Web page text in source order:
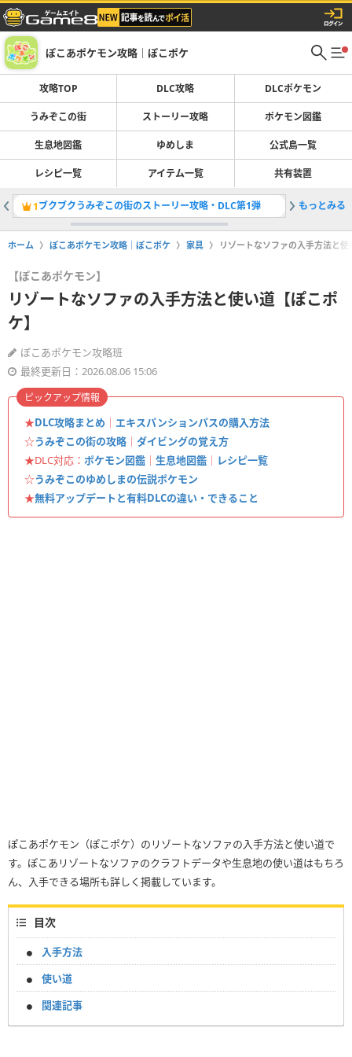
ぽこあポケモン攻略｜ぽこポケ
攻略TOP DLC攻略 DLCポケモン
うみぞこの街 ストーリー攻略 ポケモン図鑑
生息地図鑑 ゆめしま 公式島一覧
レシピ一覧 アイテム一覧 共有装置
1ブクブクうみぞこの街のストーリー攻略・DLC第1弾 2ブクブ
もっとみる
ホーム ぽこあポケモン攻略｜ぽこポケ 家具 リゾートなソファの入手方法と
【ぽこあポケモン】
リゾートなソファの入手方法と使い道【ぽこポ
ケ】
ぽこあポケモン攻略班
最終更新日：2026.08.06 15:06
★DLC攻略まとめ ｜ エキスパンションパスの購入方法
☆うみぞこの街の攻略 ｜ ダイビングの覚え方
★DLC対応： ポケモン図鑑 ｜ 生息地図鑑 ｜ レシピ一覧
☆うみぞこのゆめしまの伝説ポケモン
★無料アップデートと有料DLCの違い・できること
ピックアップ情報
ぽこあポケモン（ぽこポケ）のリゾートなソファの入手方法と使い道で
す。ぽこあリゾートなソファのクラフトデータや生息地の使い道はもちろ
ん、入手できる場所も詳しく掲載しています。
目次
入手方法
使い道
関連記事